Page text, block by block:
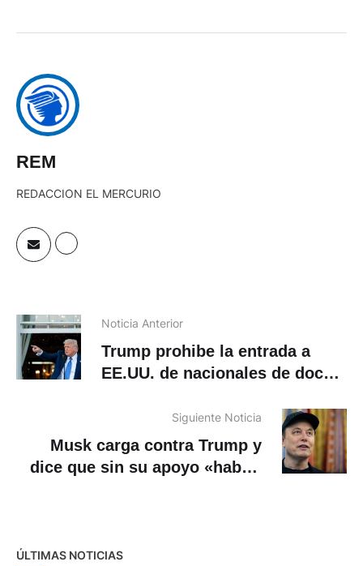
REM
REDACCION EL MERCURIO
Noticia Anterior
Trump prohibe la entrada a
EE.UU. de nacionales de doce
Siguiente Noticia
Musk carga contra Trump y
dice que sin su apoyo «habría
ÚLTIMAS NOTICIAS